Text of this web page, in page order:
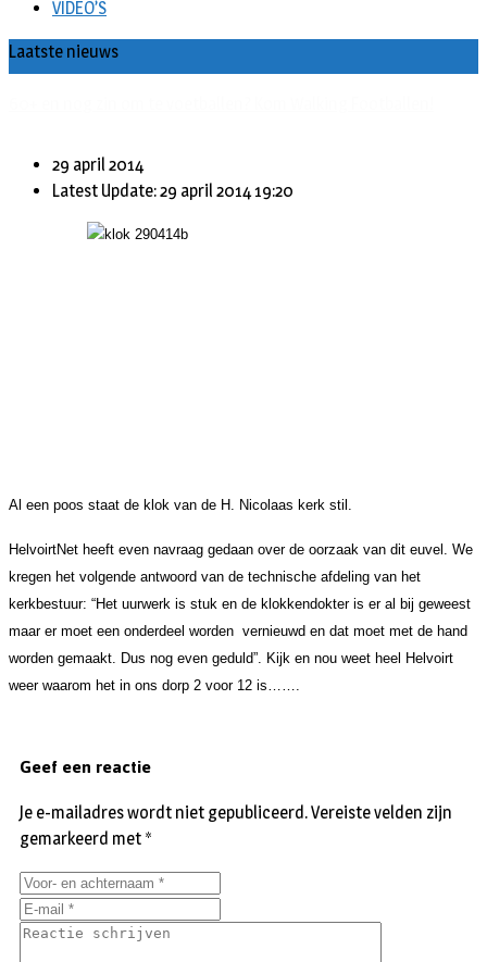
VIDEO’S
Laatste nieuws
29 april 2014
Latest Update: 29 april 2014 19:20
Al een poos staat de klok van de H. Nicolaas kerk stil.
HelvoirtNet heeft even navraag gedaan over de oorzaak van dit euvel. We
kregen het volgende antwoord van de technische afdeling van het
kerkbestuur: “Het uurwerk is stuk en de klokkendokter is er al bij geweest
maar er moet een onderdeel worden vernieuwd en dat moet met de hand
worden gemaakt. Dus nog even geduld”. Kijk en nou weet heel Helvoirt
weer waarom het in ons dorp 2 voor 12 is…….
Geef een reactie
Je e-mailadres wordt niet gepubliceerd.Vereiste velden zijn
gemarkeerd met *